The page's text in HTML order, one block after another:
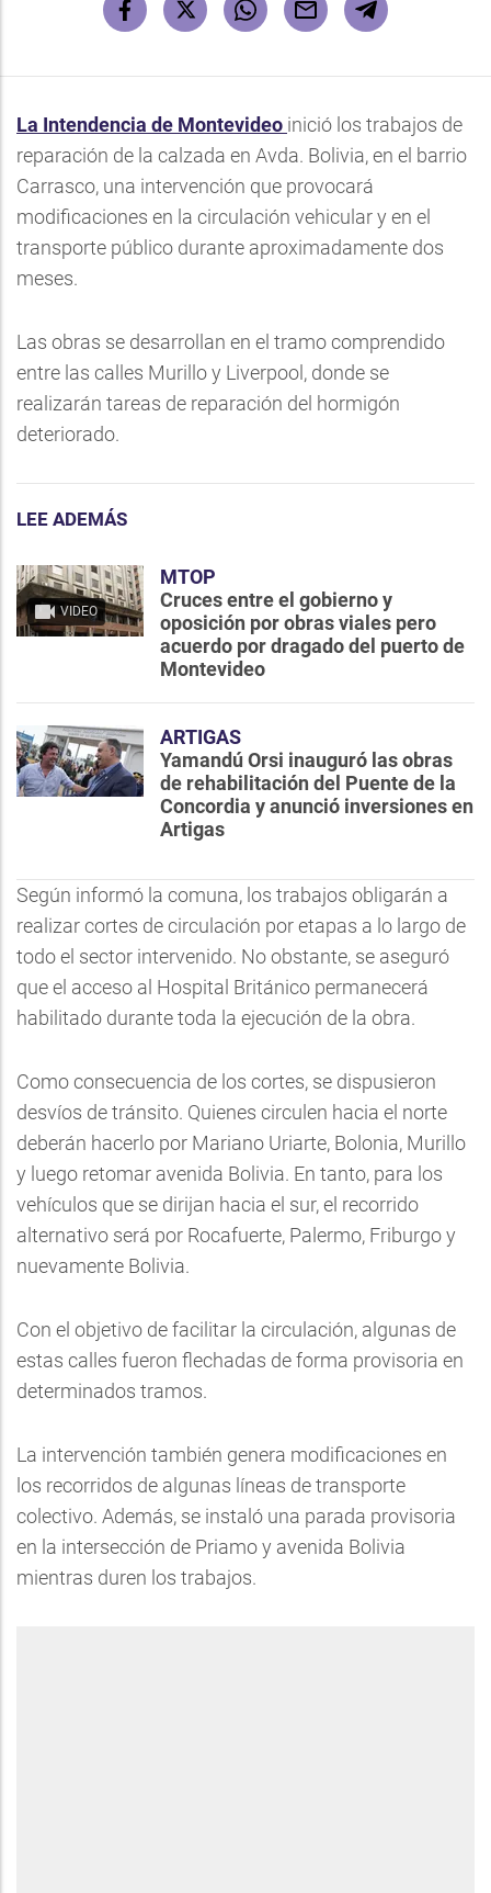
La Intendencia de Montevideo inició los trabajos de
reparación de la calzada en Avda. Bolivia, en el barrio
Carrasco, una intervención que provocará
modificaciones en la circulación vehicular y en el
transporte público durante aproximadamente dos
meses.
Las obras se desarrollan en el tramo comprendido
entre las calles Murillo y Liverpool, donde se
realizarán tareas de reparación del hormigón
deteriorado.
LEE ADEMÁS
VIDEO
MTOP
Cruces entre el gobierno y
oposición por obras viales pero
acuerdo por dragado del puerto de
Montevideo
ARTIGAS
Yamandú Orsi inauguró las obras
de rehabilitación del Puente de la
Concordia y anunció inversiones en
Artigas
Según informó la comuna, los trabajos obligarán a
realizar cortes de circulación por etapas a lo largo de
todo el sector intervenido. No obstante, se aseguró
que el acceso al Hospital Británico permanecerá
habilitado durante toda la ejecución de la obra.
Como consecuencia de los cortes, se dispusieron
desvíos de tránsito. Quienes circulen hacia el norte
deberán hacerlo por Mariano Uriarte, Bolonia, Murillo
y luego retomar avenida Bolivia. En tanto, para los
vehículos que se dirijan hacia el sur, el recorrido
alternativo será por Rocafuerte, Palermo, Friburgo y
nuevamente Bolivia.
Con el objetivo de facilitar la circulación, algunas de
estas calles fueron flechadas de forma provisoria en
determinados tramos.
La intervención también genera modificaciones en
los recorridos de algunas líneas de transporte
colectivo. Además, se instaló una parada provisoria
en la intersección de Priamo y avenida Bolivia
mientras duren los trabajos.